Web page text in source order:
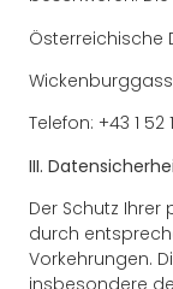
Österreichische
Telefon: +43 1
III.
Der Schutz
durch
Vorkehrungen.